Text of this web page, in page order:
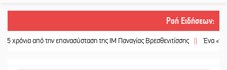
Ροή Ειδήσεων:
από την επανασύσταση της ΙΜ Παναγίας Βρεσθενιτίσσης || Ένα «ταξίδι»